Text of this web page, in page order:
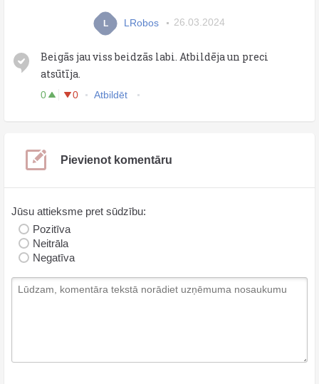
L LRobos 26.03.2024
Beigās jau viss beidzās labi. Atbildēja un preci
atsūtīja.
0 0 Atbildēt
Pievienot komentāru
Jūsu attieksme pret sūdzību:
Pozitīva
Neitrāla
Negatīva